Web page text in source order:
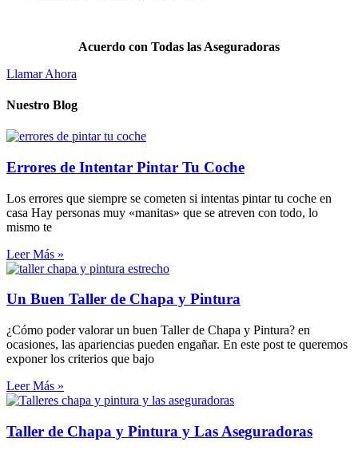
Acuerdo con Todas las Aseguradoras
Llamar Ahora
Nuestro Blog
Errores de Intentar Pintar Tu Coche
Los errores que siempre se cometen si intentas pintar tu coche en
casa Hay personas muy «manitas» que se atreven con todo, lo
mismo te
Leer Más »
Un Buen Taller de Chapa y Pintura
¿Cómo poder valorar un buen Taller de Chapa y Pintura? en
ocasiones, las apariencias pueden engañar. En este post te queremos
exponer los criterios que bajo
Leer Más »
Taller de Chapa y Pintura y Las Aseguradoras